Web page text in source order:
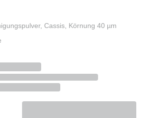
Cassis, Körnung 40 µm